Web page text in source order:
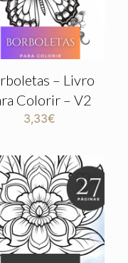
– Livro
Colorir – V2
3,33€